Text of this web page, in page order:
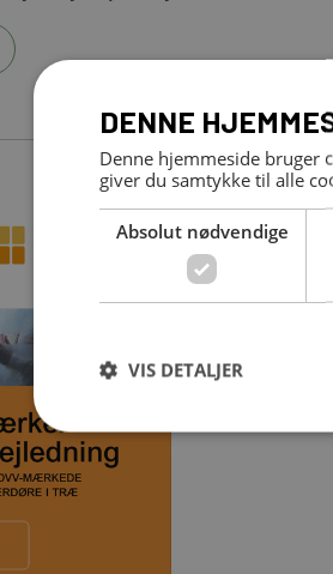
DENNE
Denne hjemmeside bruger
giver du samtykke til alle
Absolut nødvendige
VIS DETALJER